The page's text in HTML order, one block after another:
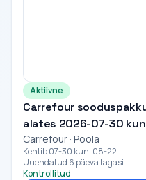
Aktiivne
Carrefour
alates 2026-07-30
Carrefour · Poola
Kehtib 07-30 kuni 08-22
Uuendatud 6 päeva tagasi
Kontrollitud